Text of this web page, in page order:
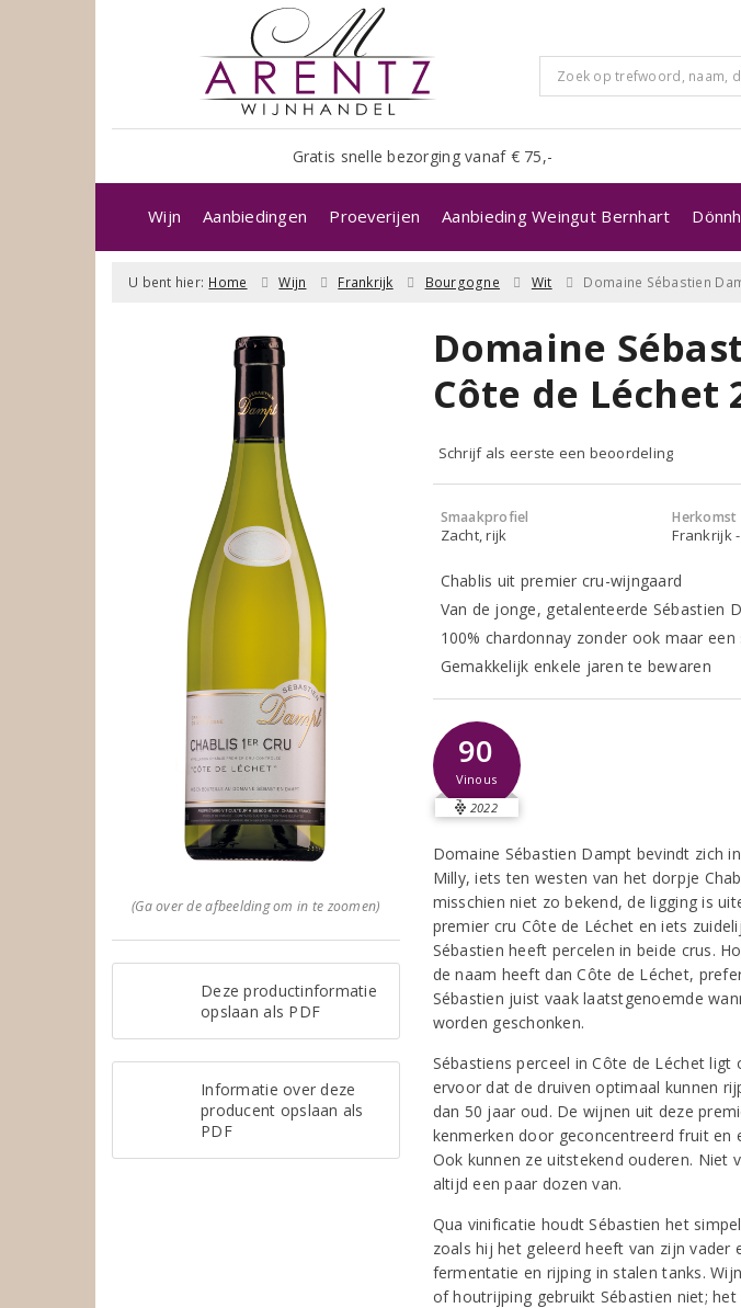
Gratis snelle bezorging vanaf € 75,-
Wijn Aanbiedingen Proeverijen Aanbieding Weingut Bernhart
U bent hier: Home Wijn Frankrijk Bourgogne Wit Domaine Sébastien
(Ga over de afbeelding om in te zoomen)
Deze productinformatie
opslaan als PDF
Informatie over deze
producent opslaan als
PDF
Domaine
Côte de Léchet
Schrijf als eerste een beoordeling
Smaakprofiel
Zacht, rijk
Herkomst
Frankrijk
Chablis uit premier cru-wijngaard
Van de jonge, getalenteerde Sébastien
100% chardonnay zonder ook maar
Gemakkelijk enkele jaren te bewaren
90
Vinous
2022
Domaine Sébastien Dampt bevindt zich in
Milly, iets ten westen van het dorpje
misschien niet zo bekend, de ligging is
premier cru Côte de Léchet en iets
Sébastien heeft percelen in beide crus.
de naam heeft dan Côte de Léchet,
Sébastien juist vaak laatstgenoemde
worden geschonken.
Sébastiens perceel in Côte de Léchet
ervoor dat de druiven optimaal kunnen
dan 50 jaar oud. De wijnen uit deze
kenmerken door geconcentreerd fruit en
Ook kunnen ze uitstekend ouderen. Niet
altijd een paar dozen van.
Qua vinificatie houdt Sébastien het
zoals hij het geleerd heeft van zijn vader
fermentatie en rijping in stalen tanks.
of houtrijping gebruikt Sébastien niet;